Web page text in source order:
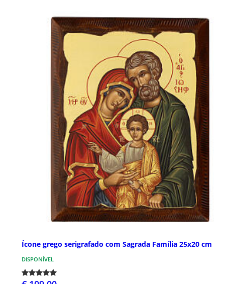
Ícone grego serigrafado com Sagrada Família 25x20 cm
DISPONÍVEL